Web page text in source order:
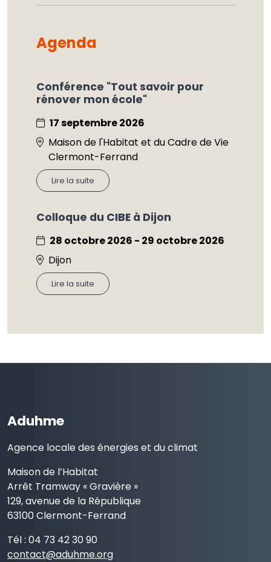
Agenda
Conférence "Tout savoir pour
rénover mon école"
17 septembre 2026
Maison de l'Habitat et du Cadre de Vie
Clermont-Ferrand
Lire la suite
Colloque du CIBE à Dijon
28 octobre 2026 - 29 octobre 2026
Dijon
Lire la suite
Aduhme
Agence locale des énergies et du climat
Maison de l’Habitat
Arrêt Tramway « Gravière »
129, avenue de la République
63100 Clermont-Ferrand
Tél : 04 73 42 30 90
contact@aduhme.org